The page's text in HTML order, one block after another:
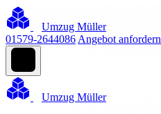
Umzug Müller
01579-2644086 Angebot anfordern
Umzug Müller